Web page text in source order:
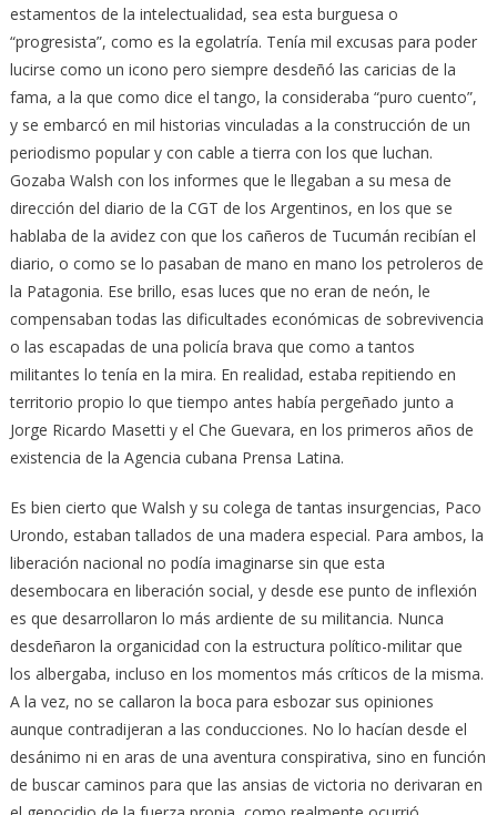
estamentos de la intelectualidad, sea esta burguesa o
“progresista”, como es la egolatría. Tenía mil excusas para poder
lucirse como un icono pero siempre desdeñó las caricias de la
fama, a la que como dice el tango, la consideraba “puro cuento”,
y se embarcó en mil historias vinculadas a la construcción de un
periodismo popular y con cable a tierra con los que luchan.
Gozaba Walsh con los informes que le llegaban a su mesa de
dirección del diario de la CGT de los Argentinos, en los que se
hablaba de la avidez con que los cañeros de Tucumán recibían el
diario, o como se lo pasaban de mano en mano los petroleros de
la Patagonia. Ese brillo, esas luces que no eran de neón, le
compensaban todas las dificultades económicas de sobrevivencia
o las escapadas de una policía brava que como a tantos
militantes lo tenía en la mira. En realidad, estaba repitiendo en
territorio propio lo que tiempo antes había pergeñado junto a
Jorge Ricardo Masetti y el Che Guevara, en los primeros años de
existencia de la Agencia cubana Prensa Latina.
Es bien cierto que Walsh y su colega de tantas insurgencias, Paco
Urondo, estaban tallados de una madera especial. Para ambos, la
liberación nacional no podía imaginarse sin que esta
desembocara en liberación social, y desde ese punto de inflexión
es que desarrollaron lo más ardiente de su militancia. Nunca
desdeñaron la organicidad con la estructura político-militar que
los albergaba, incluso en los momentos más críticos de la misma.
A la vez, no se callaron la boca para esbozar sus opiniones
aunque contradijeran a las conducciones. No lo hacían desde el
desánimo ni en aras de una aventura conspirativa, sino en función
de buscar caminos para que las ansias de victoria no derivaran en